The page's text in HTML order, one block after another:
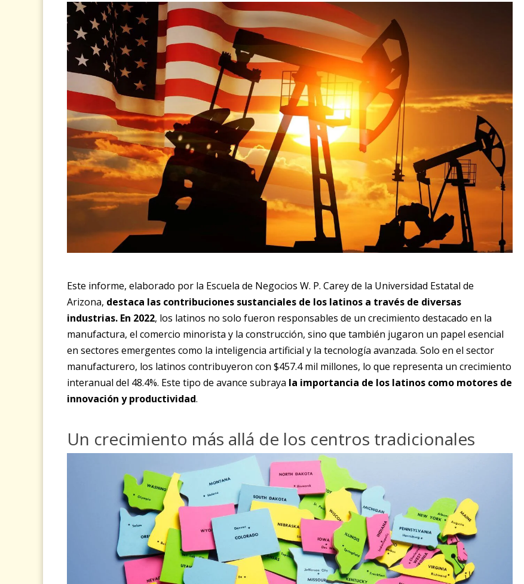
Este informe, elaborado por la Escuela de Negocios W. P. Carey de la Universidad Estatal de
Arizona, destaca las contribuciones sustanciales de los latinos a través de diversas
industrias. En 2022, los latinos no solo fueron responsables de un crecimiento destacado en la
manufactura, el comercio minorista y la construcción, sino que también jugaron un papel esencial
en sectores emergentes como la inteligencia artificial y la tecnología avanzada. Solo en el sector
manufacturero, los latinos contribuyeron con $457.4 mil millones, lo que representa un crecimiento
interanual del 48.4%. Este tipo de avance subraya la importancia de los latinos como motores de
innovación y productividad.
Un crecimiento más allá de los centros tradicionales